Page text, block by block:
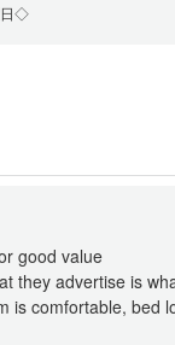
日◇
good value
they advertise is
is comfortable, bed